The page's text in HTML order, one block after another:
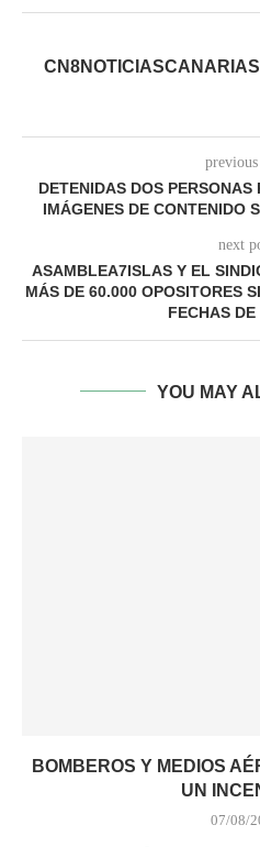
CN8NOTICIASCANARIAS
DETENIDAS DOS
IMÁGENES DE CONTENIDO
next
ASAMBLEA7ISLAS Y EL
MÁS DE 60.000 OPOSITORES
FECHAS DE
YOU MAY
BOMBEROS Y MEDIOS
UN
07/08/